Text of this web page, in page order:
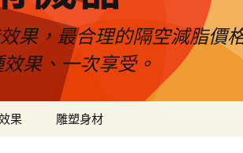
果，最合理的隔空減脂價
果、一次享受。
果 雕塑身材